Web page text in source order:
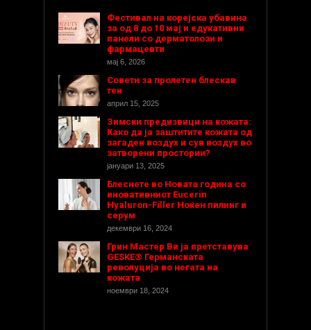
Фестивал на корејска убавина
за од 8 до 10 мај и едукативни
панели со дерматолози и
фармацевти
мај 6, 2026
Совети за пролетен блескав
тен
април 15, 2025
Зимски предизвици на кожата:
Како да ја заштитите кожата од
загаден воздух и сув воздух во
затворени простории?
јануари 13, 2025
Блеснете во Новата година со
иновативниот Eucerin
Hyaluron-Filler Ноќен пилинг и
серум
декември 16, 2024
Грин Мастер Ви ја претставува
GESKE® Германската
револуција во негата на
кожата
ноември 18, 2024